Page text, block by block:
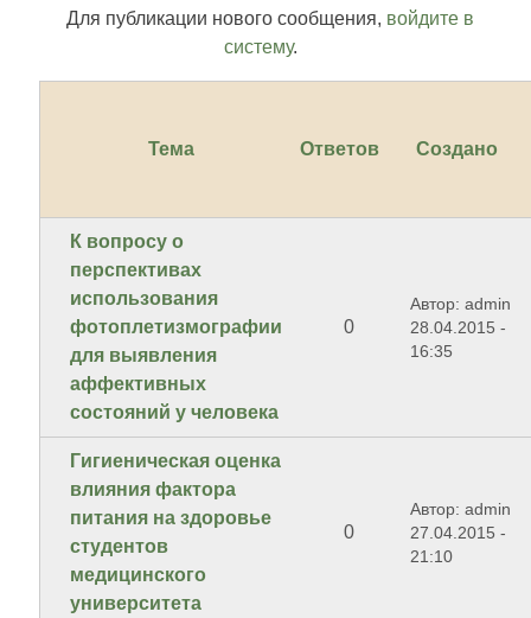
Для публикации нового сообщения, войдите в
систему.
Тема Ответов Создано
К вопросу о
перспективах
использования
фотоплетизмографии
для выявления
аффективных
состояний у человека
0
Автор: admin
28.04.2015 -
16:35
Гигиеническая оценка
влияния фактора
питания на здоровье
студентов
медицинского
университета
0
Автор: admin
27.04.2015 -
21:10